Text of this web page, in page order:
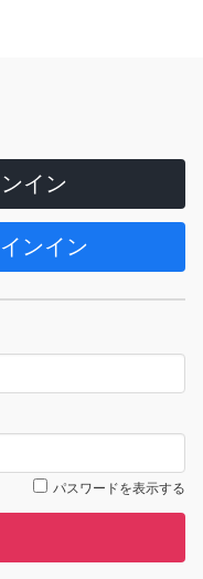
イン
ンイン
パスワードを表示する